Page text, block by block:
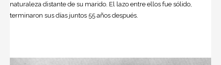
naturaleza distante de su marido. El lazo entre ellos fue sólido,
terminaron sus días juntos 55 años después.